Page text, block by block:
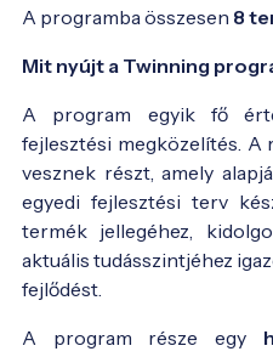
A programba összesen 8
Mit nyújt a Twinning
A program egyik fő
fejlesztési megközelítés. A
vesznek részt, amely
egyedi fejlesztési terv
termék jellegéhez,
aktuális tudásszintjéhez
fejlődést.
A program része egy